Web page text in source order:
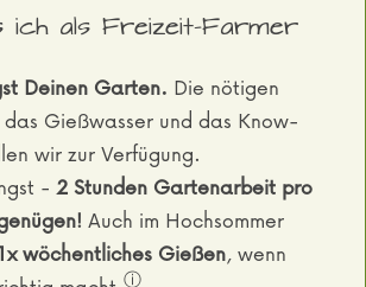
ich als Freizeit-Farmer
Deinen Garten. Die nötigen
Gießwasser und das Know-
wir zur Verfügung.
- 2 Stunden Gartenarbeit pro
Auch im Hochsommer
wöchentliches Gießen, wenn
ⓘ